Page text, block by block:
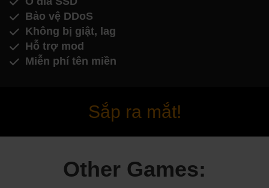
Bảo vệ DDoS
Không bị giật, lag
Hỗ trợ mod
Miễn phí tên miền
Sắp ra mắt!
Other Games: